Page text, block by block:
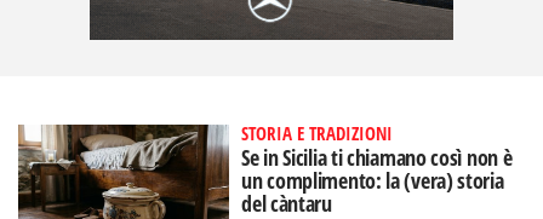
STORIA E TRADIZIONI
Se in Sicilia ti chiamano così non è
un complimento: la (vera) storia
del càntaru